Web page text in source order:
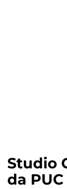
Studio
da PUC